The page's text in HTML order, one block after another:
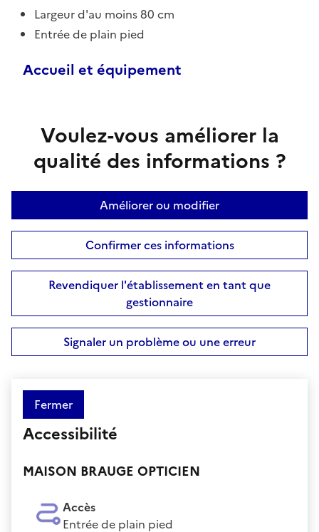
Largeur d'au moins 80 cm
Entrée de plain pied
Accueil et équipement
Voulez-vous améliorer la
qualité des informations ?
Améliorer ou modifier
Confirmer ces informations
Revendiquer l'établissement en tant que
gestionnaire
Signaler un problème ou une erreur
Fermer
Accessibilité
MAISON BRAUGE OPTICIEN
Accès
Entrée de plain pied